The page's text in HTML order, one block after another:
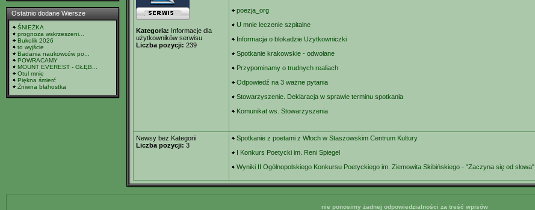
Ostatnio dodane Wiersze
ŚNIEŻKA
prognoza wskrzeszeni...
Bukolik 2026
to wyjście
Badania naukowców po...
POWRACAMY
MOUNT EVEREST - GŁĘB...
Otul mnie
Piękna śmierć
Żniwna błahostka
Kategoria: Informacje dla
użytkowników serwisu
Liczba pozycji: 239
poezja_org
U mnie leczenie szpitalne
Informacja o blokadzie Użytkowniczki
Spotkanie krakowskie - odwołane
Przypominamy o trudnych realiach
Odpowiedź na 3 ważne pytania
Stowarzyszenie. Deklaracja w sprawie terminu spotkania
Komunikat ws. Stowarzyszenia
Newsy bez Kategorii
Liczba pozycji: 3
Spotkanie z poetami z Włoch w Staszowskim Centrum Kultury
I Konkurs Poetycki im. Reni Spiegel
Wyniki II Ogólnopolskiego Konkursu Poetyckiego im. Ziemowita Skibińskiego - "Zaczyna się od słowa"
nie ponosimy żadnej odpowiedzialności za treść wpisów